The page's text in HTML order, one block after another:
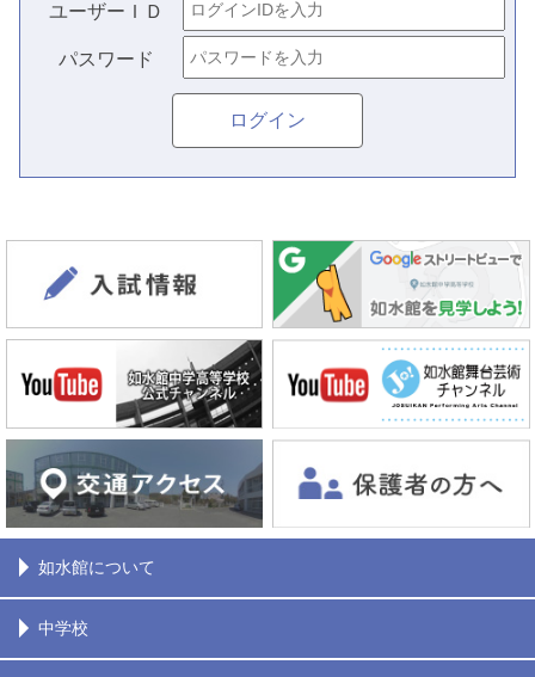
ユーザーＩＤ
パスワード
ログイン
如水館について
中学校